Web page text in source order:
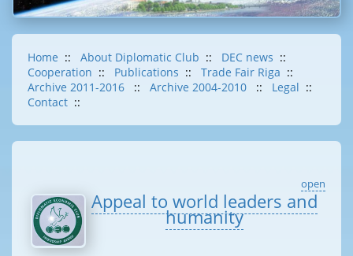
Home :: About Diplomatic Club :: DEC news ::
Cooperation :: Publications :: Trade Fair Riga ::
Archive 2011-2016
:: Archive 2004-2010 :: Legal ::
Contact ::
open
Appeal to world leaders and
humanity